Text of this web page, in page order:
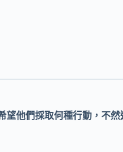
望他們採取何種行動，不